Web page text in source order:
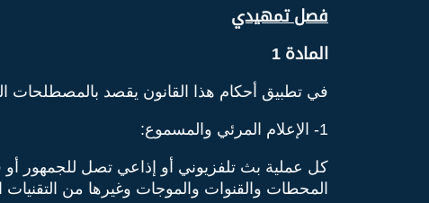
فصل تمهيدي
المادة 1
في تطبيق أحكام هذا القانون يقصد بالمصطلحات
1- الإعلام المرئي والمسموع:
كل عملية بث تلفزيوني أو إذاعي تصل للجمهور
المحطات والقنوات والموجات وغيرها من التقنيات